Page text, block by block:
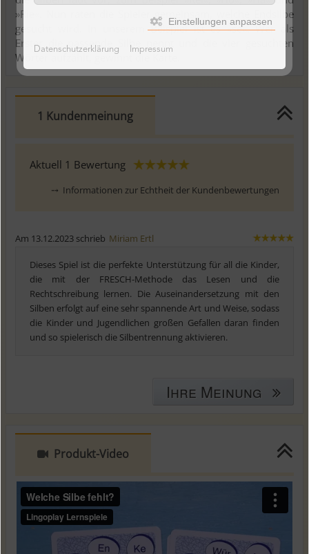
»Rie«. Nun raten die Spieler gemeinsam, welche Endsilbe
gesucht wird. In unserem Beispiel ist es »se«. Wer als
Erster die passende Silbe nennt und die vier gesuchten
Wörter aufzählt, gewinnt die Karte.
1 Kundenmeinung
Aktuell 1 Bewertung
⤍ Informationen zur Echtheit der Kundenbewertungen
Am 13.12.2023 schrieb Miriam Ertl
Dieses Spiel ist die perfekte Unterstützung für all die Kinder,
die mit der FRESCH-Methode das Lesen und die
Rechtschreibung lernen. Die Auseinandersetzung mit den
Silben erfolgt auf eine sehr spannende Art und Weise, sodass
die Kinder und Jugendlichen großen Gefallen daran finden
und so spielerisch die Silbentrennung aktivieren.
Ihre Meinung
Produkt-Video
Einstellungen anpassen
Datenschutzerklärung Impressum